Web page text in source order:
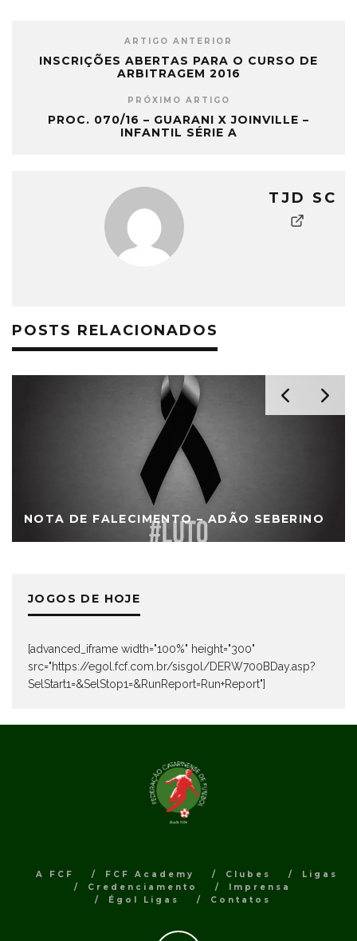
ARTIGO ANTERIOR
INSCRIÇÕES ABERTAS PARA O CURSO DE
ARBITRAGEM 2016
PRÓXIMO ARTIGO
PROC. 070/16 – GUARANI X JOINVILLE –
INFANTIL SÉRIE A
TJD SC
POSTS RELACIONADOS
NOTA DE FALECIMENTO – ADÃO SEBERINO
JOGOS DE HOJE
[advanced_iframe width="100%" height="300"
src="https://egol.fcf.com.br/sisgol/DERW700BDay.asp?
SelStart1=&SelStop1=&RunReport=Run+Report"]
A FCF FCF Academy Clubes
Ligas
Credenciamento
Imprensa
Égol Ligas
Contatos